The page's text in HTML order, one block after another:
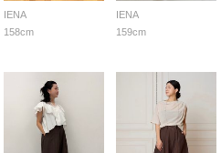
IENA
158cm
IENA
159cm